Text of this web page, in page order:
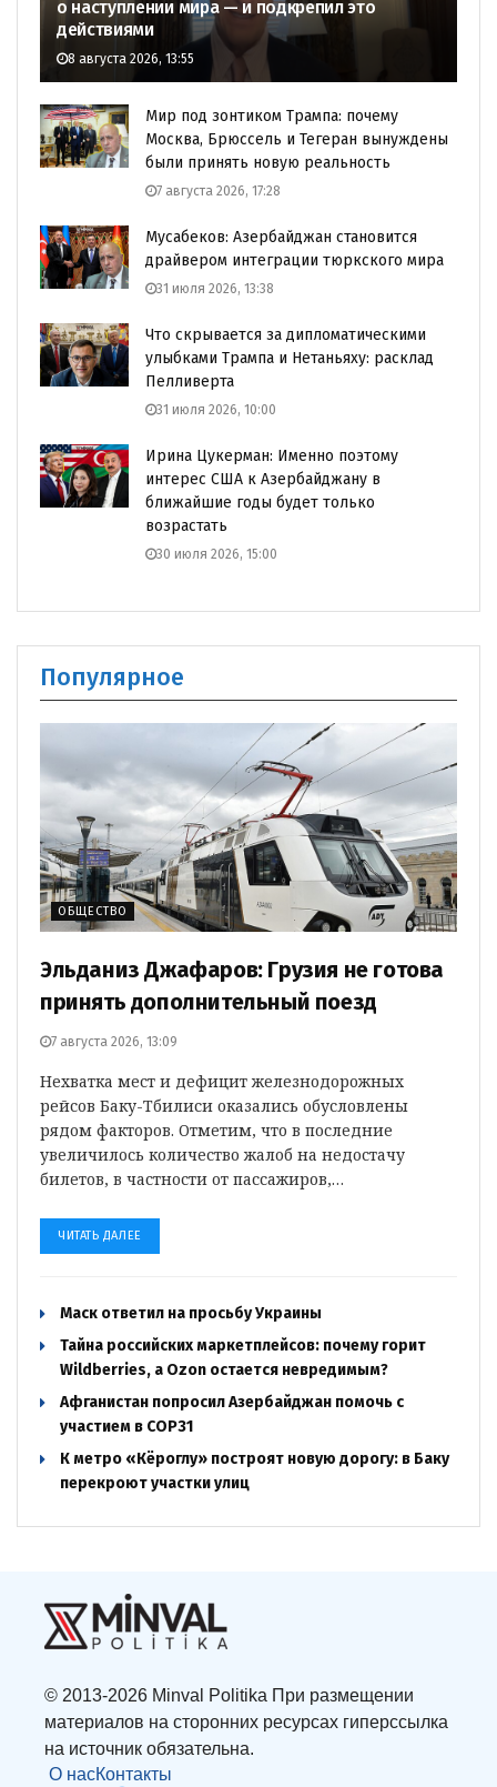
о наступлении мира — и подкрепил это
действиями
8 августа 2026, 13:55
Мир под зонтиком Трампа: почему
Москва, Брюссель и Тегеран вынуждены
были принять новую реальность
7 августа 2026, 17:28
Мусабеков: Азербайджан становится
драйвером интеграции тюркского мира
31 июля 2026, 13:38
Что скрывается за дипломатическими
улыбками Трампа и Нетаньяху: расклад
Пелливерта
31 июля 2026, 10:00
Ирина Цукерман: Именно поэтому
интерес США к Азербайджану в
ближайшие годы будет только
возрастать
30 июля 2026, 15:00
Популярное
ОБЩЕСТВО
Эльданиз Джафаров: Грузия не готова
принять дополнительный поезд
7 августа 2026, 13:09
Нехватка мест и дефицит железнодорожных
рейсов Баку-Тбилиси оказались обусловлены
рядом факторов. Отметим, что в последние
увеличилось количество жалоб на недостачу
билетов, в частности от пассажиров,…
ЧИТАТЬ ДАЛЕЕ
Маск ответил на просьбу Украины
Тайна российских маркетплейсов: почему горит
Wildberries, а Ozon остается невредимым?
Афганистан попросил Азербайджан помочь с
участием в COP31
К метро «Кёроглу» построят новую дорогу: в Баку
перекроют участки улиц
© 2013-2026 Minval Politika При размещении
материалов на сторонних ресурсах гиперссылка
на источник обязательна.
О насКонтакты